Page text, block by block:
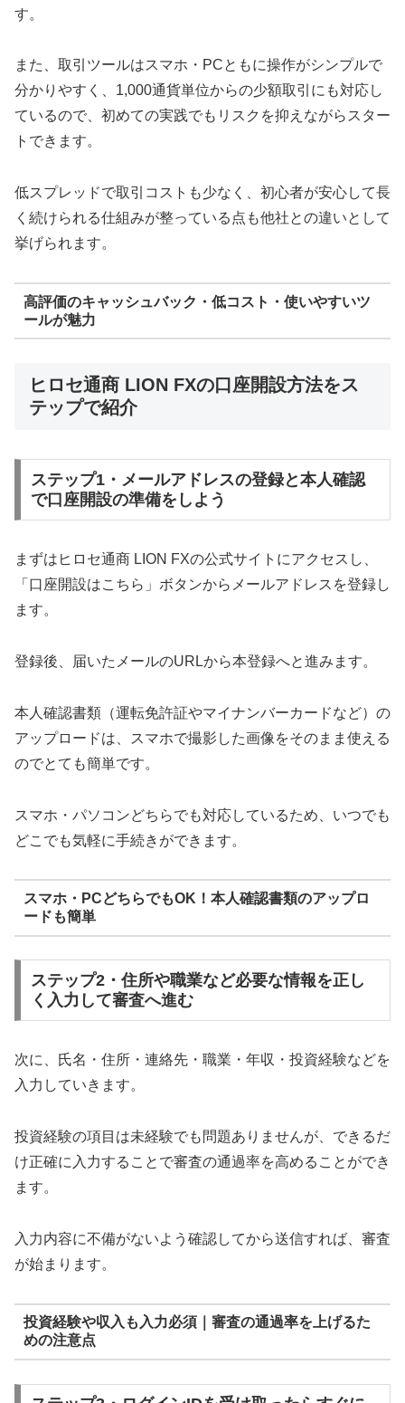
す。
また、取引ツールはスマホ・PCともに操作がシンプルで
分かりやすく、1,000通貨単位からの少額取引にも対応し
ているので、初めての実践でもリスクを抑えながらスター
トできます。
低スプレッドで取引コストも少なく、初心者が安心して長
く続けられる仕組みが整っている点も他社との違いとして
挙げられます。
高評価のキャッシュバック・低コスト・使いやすいツ
ールが魅力
ヒロセ通商 LION FXの口座開設方法をス
テップで紹介
ステップ1・メールアドレスの登録と本人確認
で口座開設の準備をしよう
まずはヒロセ通商 LION FXの公式サイトにアクセスし、
「口座開設はこちら」ボタンからメールアドレスを登録し
ます。
登録後、届いたメールのURLから本登録へと進みます。
本人確認書類（運転免許証やマイナンバーカードなど）の
アップロードは、スマホで撮影した画像をそのまま使える
のでとても簡単です。
スマホ・パソコンどちらでも対応しているため、いつでも
どこでも気軽に手続きができます。
スマホ・PCどちらでもOK！本人確認書類のアップロ
ードも簡単
ステップ2・住所や職業など必要な情報を正し
く入力して審査へ進む
次に、氏名・住所・連絡先・職業・年収・投資経験などを
入力していきます。
投資経験の項目は未経験でも問題ありませんが、できるだ
け正確に入力することで審査の通過率を高めることができ
ます。
入力内容に不備がないよう確認してから送信すれば、審査
が始まります。
投資経験や収入も入力必須｜審査の通過率を上げるた
めの注意点